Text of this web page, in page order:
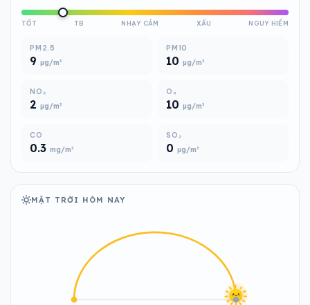
TỐT TB NHẠY CẢM XẤU NGUY HIỂM
PM2.5
9 µg/m³
PM10
10 µg/m³
NO₂
2 µg/m³
O₃
10 µg/m³
CO
0.3 mg/m³
SO₂
0 µg/m³
MẶT TRỜI HÔM NAY